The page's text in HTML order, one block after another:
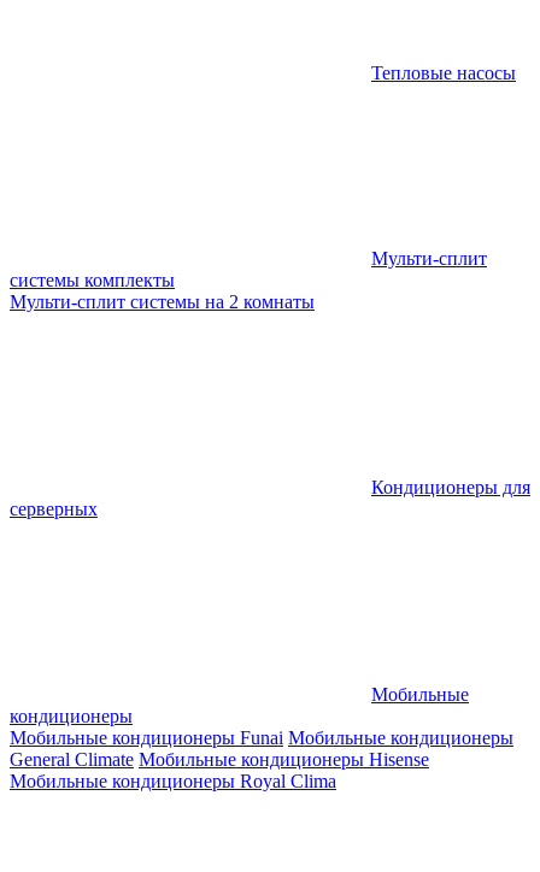
Тепловые насосы
Мульти-сплит
системы комплекты
Мульти-сплит системы на 2 комнаты
Кондиционеры для
серверных
Мобильные
кондиционеры
Мобильные кондиционеры Funai Мобильные кондиционеры
General Climate Мобильные кондиционеры Hisense
Мобильные кондиционеры Royal Clima